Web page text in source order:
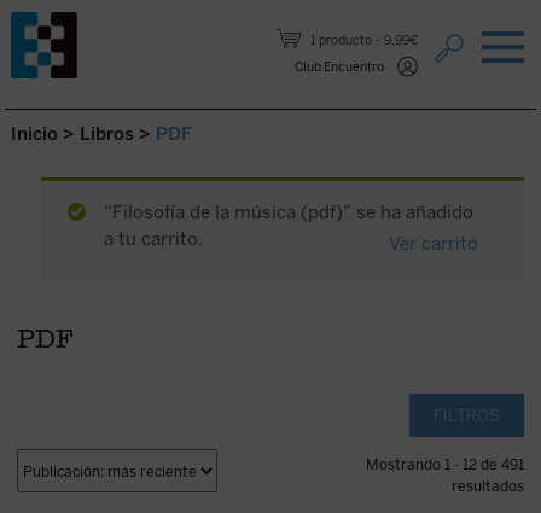
1 producto
9,99€
Club Encuentro
Saltar al contenido.
Inicio > Libros > PDF
“Filosofía de la música (pdf)” se ha añadido
a tu carrito.
Ver carrito
PDF
FILTROS
Mostrando 1 - 12 de 491
resultados